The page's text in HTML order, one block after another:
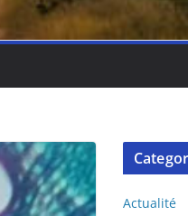
Actualité